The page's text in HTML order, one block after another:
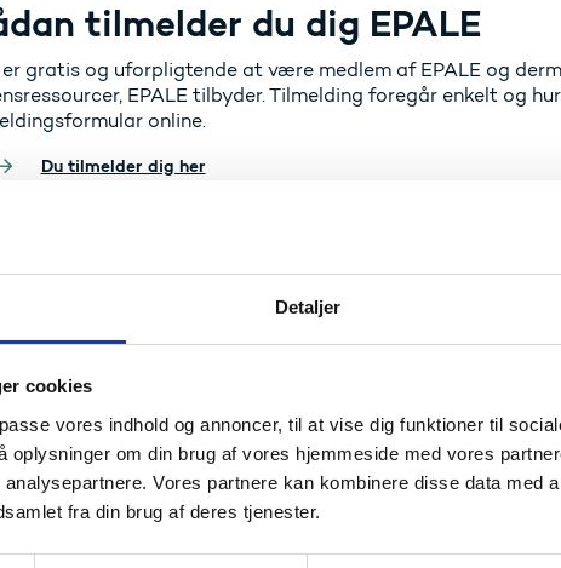
Detaljer
cookies
vores indhold og annoncer, til at vise dig funktioner til
oplysninger om din brug af vores hjemmeside med vores
Vores partnere kan kombinere disse data med
fra din brug af deres tjenester.
tilmelder du dig EPALE
gratis og uforpligtende at være medlem af EPALE og
EPALE tilbyder. Tilmelding foregår enkelt og
online.
Du tilmelder dig her
hvilket kan være relevant for at finde stærke
og praksis med, men også ved etablering af
til Erasmus+: Almen voksenuddannelse og
Du kan benytte EPALE's partnersøgning her
som tilbyder dig en samlet oversigt over
såsom kurser, webinarer og seminarer
voksenlæring og folkeoplysning i Europa.